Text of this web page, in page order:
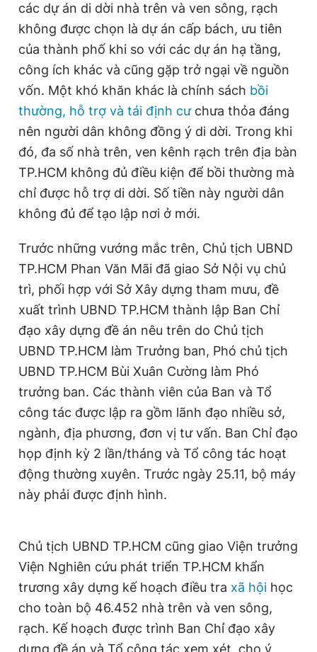
các dự án di dời nhà trên và ven sông, rạch
không được chọn là dự án cấp bách, ưu tiên
của thành phố khi so với các dự án hạ tầng,
công ích khác và cũng gặp trở ngại về nguồn
vốn. Một khó khăn khác là chính sách bồi
thường, hỗ trợ và tái định cưchưa thỏa đáng
nên người dân không đồng ý di dời. Trong khi
đó, đa số nhà trên, ven kênh rạch trên địa bàn
TP.HCM không đủ điều kiện để bồi thường mà
chỉ được hỗ trợ di dời. Số tiền này người dân
không đủ để tạo lập nơi ở mới.
Trước những vướng mắc trên, Chủ tịch UBND
TP.HCM Phan Văn Mãi đã giao Sở Nội vụ chủ
trì, phối hợp với Sở Xây dựng tham mưu, đề
xuất trình UBND TP.HCM thành lập Ban Chỉ
đạo xây dựng đề án nêu trên do Chủ tịch
UBND TP.HCM làm Trưởng ban, Phó chủ tịch
UBND TP.HCM Bùi Xuân Cường làm Phó
trưởng ban. Các thành viên của Ban và Tổ
công tác được lập ra gồm lãnh đạo nhiều sở,
ngành, địa phương, đơn vị tư vấn. Ban Chỉ đạo
họp định kỳ 2 lần/tháng và Tổ công tác hoạt
động thường xuyên. Trước ngày 25.11, bộ máy
này phải được định hình.
Chủ tịch UBND TP.HCM cũng giao Viện trưởng
Viện Nghiên cứu phát triển TP.HCM khẩn
trương xây dựng kế hoạch điều tra xã hội học
cho toàn bộ 46.452 nhà trên và ven sông,
rạch. Kế hoạch được trình Ban Chỉ đạo xây
dựng đề án và Tổ công tác xem xét, cho ý